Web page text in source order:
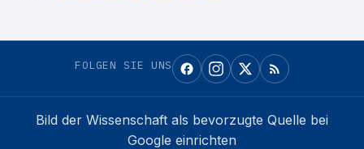
FOLGEN SIE UNS
Bild der Wissenschaft als bevorzugte Quelle bei
Google einrichten